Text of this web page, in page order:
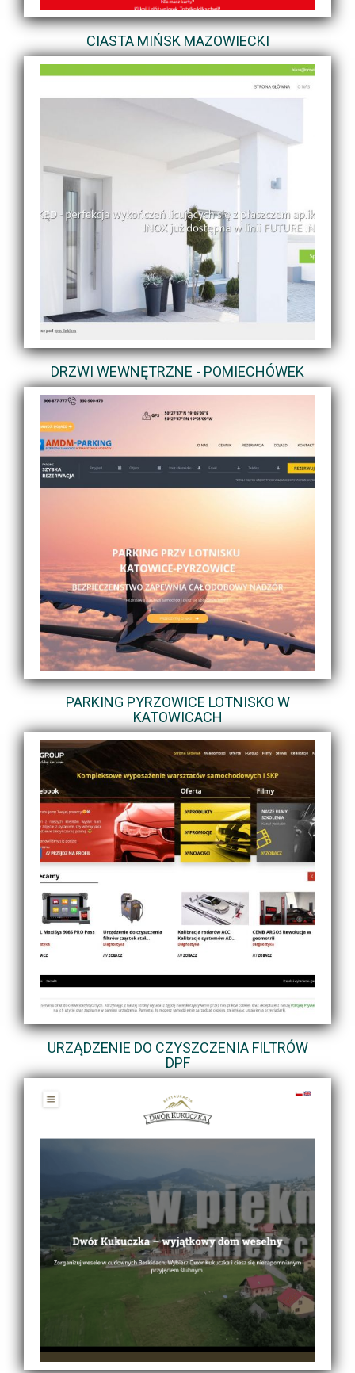
CIASTA MIŃSK MAZOWIECKI
DRZWI WEWNĘTRZNE - POMIECHÓWEK
PARKING PYRZOWICE LOTNISKO W
KATOWICACH
URZĄDZENIE DO CZYSZCZENIA FILTRÓW
DPF